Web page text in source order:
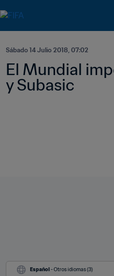
Sábado 14 Julio 2018, 07:02
El Mundial
y Subasic
Español - Otros idiomas (3)